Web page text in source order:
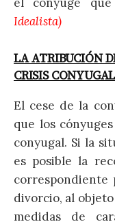
Idealista)
LA ATRIBUCIÓN
CRISIS CONYUGAL
El cese de la
que los
conyugal. Si la
es posible la
correspondiente
divorcio, al
medidas de